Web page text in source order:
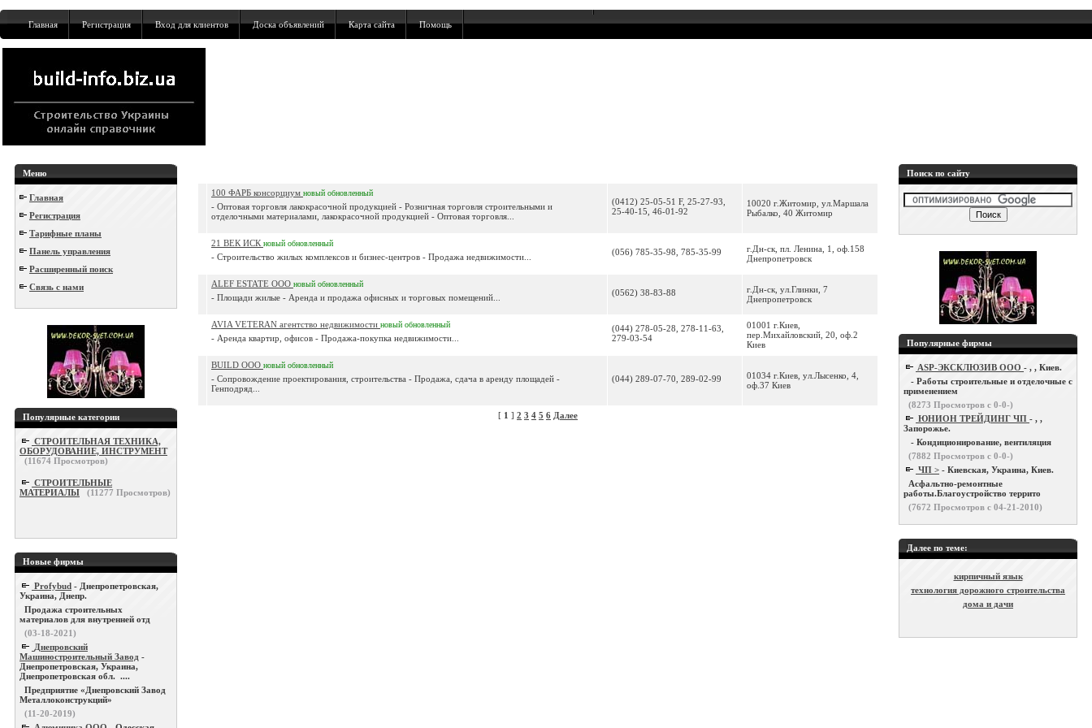
Главная Регистрация Вход для клиентов Доска объявлений Карта сайта Помощь
Меню
Главная
Регистрация
Тарифные планы
Панель управления
Расширенный поиск
Связь с нами
Популярные категории
СТРОИТЕЛЬНАЯ ТЕХНИКА,
ОБОРУДОВАНИЕ, ИНСТРУМЕНТ
(11674 Просмотров)
СТРОИТЕЛЬНЫЕ
МАТЕРИАЛЫ
(11277 Просмотров)
Новые фирмы
Profybud - Днепропетровская,
Украина, Днепр.
Продажа строительных
материалов для внутренней отд
(03-18-2021)
Днепровский
Машиностроительный Завод -
Днепропетровская, Украина,
Днепропетровская обл. ....
Предприятие «Днепровский Завод
Металлоконструкций»
(11-20-2019)
100 ФАРБ консорциум новый обновленный
- Оптовая торговля лакокрасочной продукцией - Розничная торговля строительными и
отделочными материалами, лакокрасочной продукцией - Оптовая торговля...
(0412) 25-05-51 F, 25-27-93,
25-40-15, 46-01-92
10020 г.Житомир, ул.Маршала
Рыбалко, 40 Житомир
21 ВЕК ИСК новый обновленный
- Строительство жилых комплексов и бизнес-центров - Продажа недвижимости... (056) 785-35-98, 785-35-99
г.Дн-ск, пл. Ленина, 1, оф.158
Днепропетровск
ALEF ESTATE ООО новый обновленный
- Площади жилые - Аренда и продажа офисных и торговых помещений... (0562) 38-83-88
г.Дн-ск, ул.Глинки, 7
Днепропетровск
AVIA VETERAN агентство недвижимости новый обновленный
- Аренда квартир, офисов - Продажа-покупка недвижимости...
(044) 278-05-28, 278-11-63,
279-03-54
01001 г.Киев,
пер.Михайловский, 20, оф.2
Киев
BUILD ООО новый обновленный
- Сопровождение проектирования, строительства - Продажа, сдача в аренду площадей -
Генподряд...
(044) 289-07-70, 289-02-99
01034 г.Киев, ул.Лысенко, 4,
оф.37 Киев
[ 1 ] 2 3 4 5 6 Далее
Поиск по сайту
Популярные фирмы
ASP-ЭКСКЛЮЗИВ ООО - , , Киев.
- Работы строительные и отделочные с
применением
(8273 Просмотров с 0-0-)
ЮНИОН ТРЕЙДИНГ ЧП - , ,
Запорожье.
- Кондиционирование, вентиляция
(7882 Просмотров с 0-0-)
ЧП > - Киевская, Украина, Киев.
Асфальтно-ремонтные
работы.Благоустройство террито
(7672 Просмотров с 04-21-2010)
Далее по теме:
кирпичный язык
технология дорожного строительства
дома и дачи